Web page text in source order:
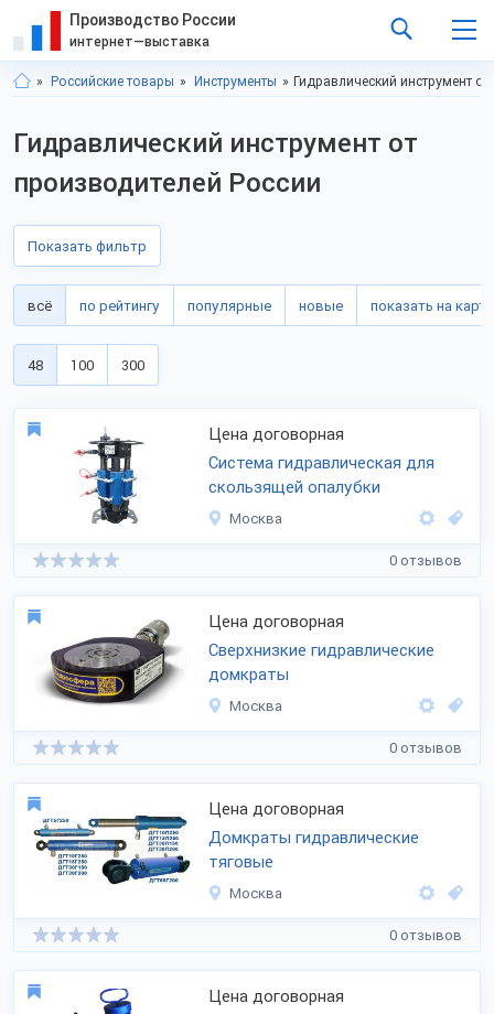
Производство России
интернет—выставка
Российские товары Инструменты Гидравлический инструмент
Гидравлический инструмент от
производителей России
Показать фильтр
всё по рейтингу популярные новые показать на карте
48 100 300
Цена договорная
Система гидравлическая для
скользящей опалубки
Москва
0 отзывов
Цена договорная
Сверхнизкие гидравлические
домкраты
Москва
0 отзывов
Цена договорная
Домкраты гидравлические
тяговые
Москва
0 отзывов
Цена договорная